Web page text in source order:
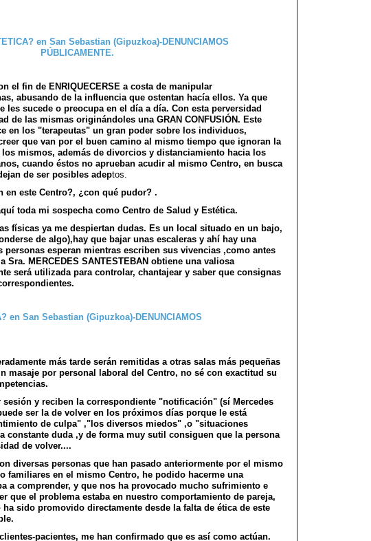
el fin de ENRIQUECERSE a costa de manipular
abusando de la influencia que ostentan hacía ellos. Ya que
les sucede o preocupa en el día a día. Con esta perversidad
de las mismas originándoles una GRAN CONFUSIÓN. Este
en los "terapeutas" un gran poder sobre los individuos,
que van por el buen camino al mismo tiempo que ignoran la
mismos, además de divorcios y distanciamiento hacia los
cuando éstos no aprueban acudir al mismo Centro, en busca
de ser posibles adeptos.
en este Centro?, ¿con qué pudor? .
toda mi sospecha como Centro de Salud y Estética.
físicas ya me despiertan dudas. Es un local situado en un bajo,
de algo),hay que bajar unas escaleras y ahí hay una
personas esperan mientras escriben sus vivencias ,como antes
Sra. MERCEDES SANTESTEBAN obtiene una valiosa
será utilizada para controlar, chantajear y saber que consignas
más tarde serán remitidas a otras salas más pequeñas
masaje por personal laboral del Centro, no sé con exactitud su
sesión y reciben la correspondiente "notificación" (sí Mercedes
ser la de volver en los próximos días porque le está
de culpa" ,"los diversos miedos" ,o "situaciones
constante duda ,y de forma muy sutil consiguen que la persona
de volver....
diversas personas que han pasado anteriormente por el mismo
familiares en el mismo Centro, he podido hacerme una
a comprender, y que nos ha provocado mucho sufrimiento e
que el problema estaba en nuestro comportamiento de pareja,
sido promovido directamente desde la falta de ética de este
pacientes, me han confirmado que es así como actúan.